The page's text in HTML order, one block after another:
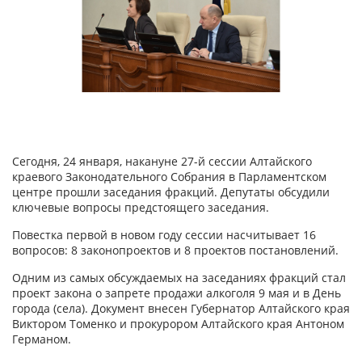
Сегодня, 24 января, накануне 27-й сессии Алтайского
краевого Законодательного Собрания в Парламентском
центре прошли заседания фракций. Депутаты обсудили
ключевые вопросы предстоящего заседания.
Повестка первой в новом году сессии насчитывает 16
вопросов: 8 законопроектов и 8 проектов постановлений.
Одним из самых обсуждаемых на заседаниях фракций стал
проект закона о запрете продажи алкоголя 9 мая и в День
города (села). Документ внесен Губернатор Алтайского края
Виктором Томенко и прокурором Алтайского края Антоном
Германом.